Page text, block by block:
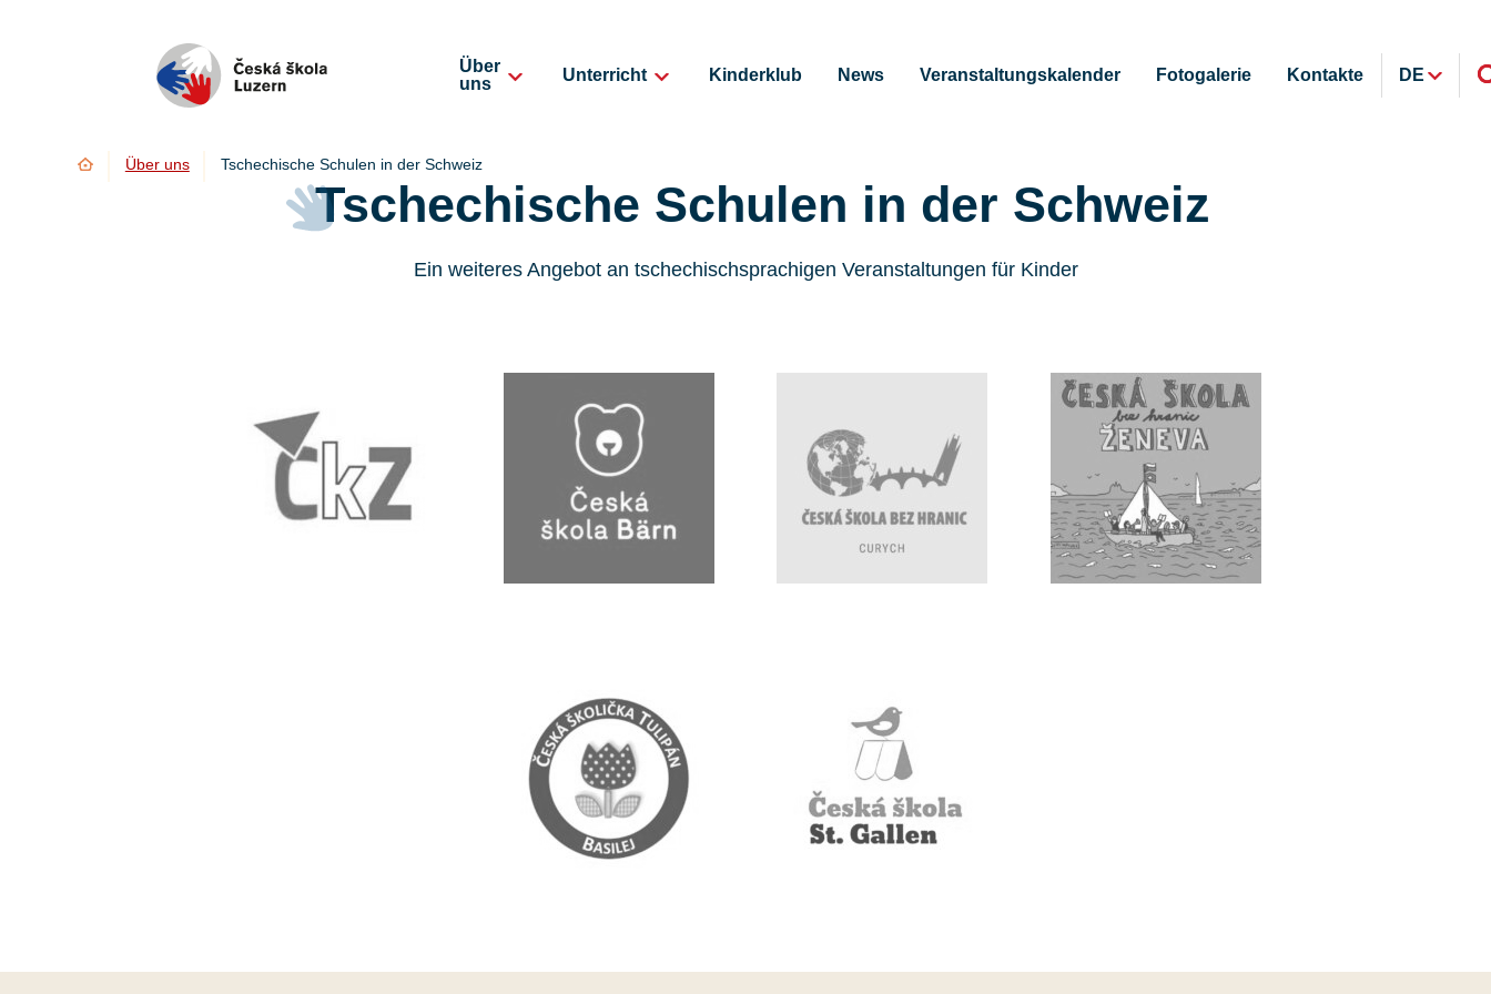
Über
uns
Unterricht Kinderklub News Veranstaltungskalender Fotogalerie Kontakte DE
Úvod Über uns Tschechische Schulen in der Schweiz
Tschechische Schulen in der Schweiz
Ein weiteres Angebot an tschechischsprachigen Veranstaltungen für Kinder